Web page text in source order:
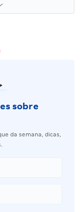
sobre
da semana, dicas,